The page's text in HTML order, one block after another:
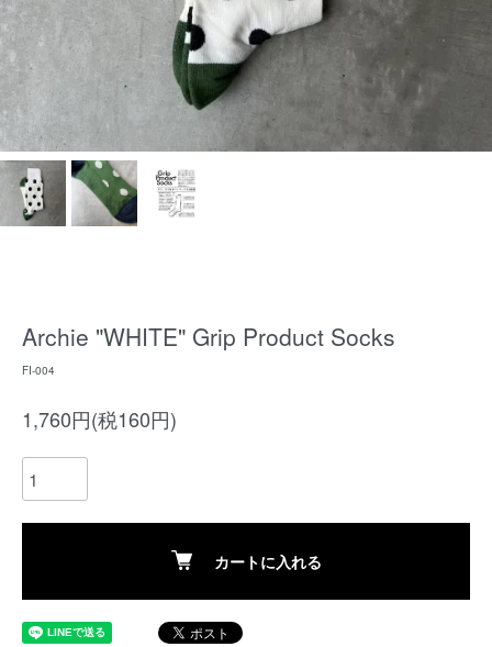
Archie "WHITE" Grip Product Socks
FI-004
1,760円(税160円)
カートに入れる